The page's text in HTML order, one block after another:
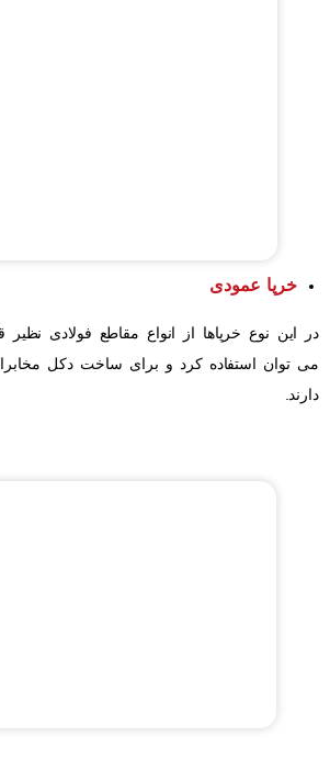
خرپا عمودی
در این نوع خرپاها از انواع مقاطع فولادی
می توان استفاده کرد و برای ساخت دکل
دارند.